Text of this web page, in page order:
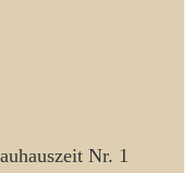
Nr. 1